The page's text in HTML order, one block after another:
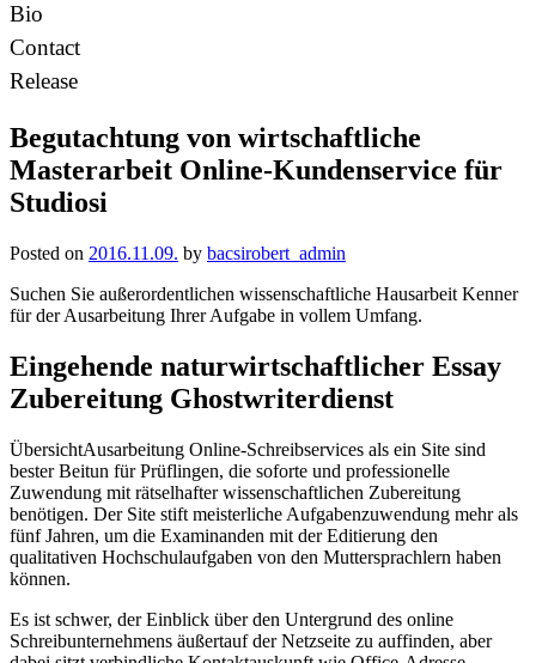
Bio
Contact
Release
Begutachtung von wirtschaftliche
Masterarbeit Online-Kundenservice für
Studiosi
Posted on 2016.11.09. by bacsirobert_admin
Suchen Sie außerordentlichen wissenschaftliche Hausarbeit Kenner
für der Ausarbeitung Ihrer Aufgabe in vollem Umfang.
Eingehende naturwirtschaftlicher Essay
Zubereitung Ghostwriterdienst
ÜbersichtAusarbeitung Online-Schreibservices als ein Site sind
bester Beitun für Prüflingen, die soforte und professionelle
Zuwendung mit rätselhafter wissenschaftlichen Zubereitung
benötigen. Der Site stift meisterliche Aufgabenzuwendung mehr als
fünf Jahren, um die Examinanden mit der Editierung den
qualitativen Hochschulaufgaben von den Muttersprachlern haben
können.
Es ist schwer, der Einblick über den Untergrund des online
Schreibunternehmens äußertauf der Netzseite zu auffinden, aber